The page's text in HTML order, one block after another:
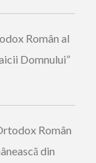
Român al
Domnului”
Român
din